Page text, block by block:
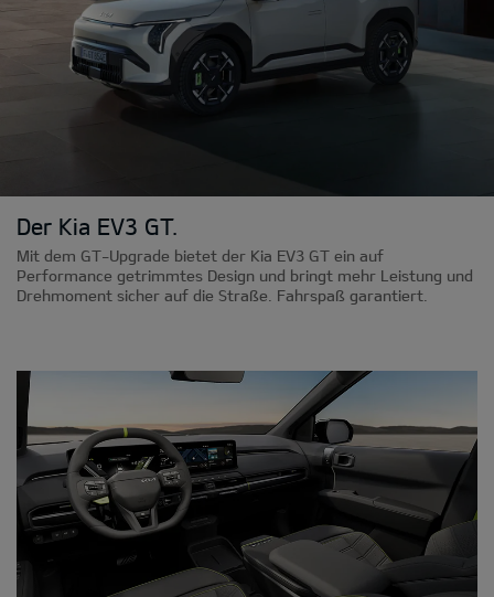
Der Kia EV3 GT.
Mit dem GT-Upgrade bietet der Kia EV3 GT ein auf
Performance getrimmtes Design und bringt mehr Leistung und
Drehmoment sicher auf die Straße. Fahrspaß garantiert.